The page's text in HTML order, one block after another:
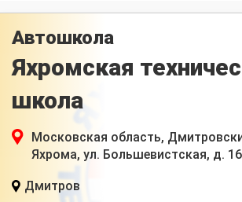
Автошкола
Яхромская
школа
Московская область,
Яхрома, ул. Большевистская, д. 16
Дмитров